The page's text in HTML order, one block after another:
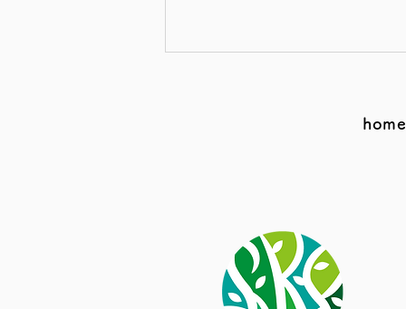
第7話 【脾が弱るとなぜお
腹が弱くなる？】｜ゆらぐ思
春期に寄り添う
home